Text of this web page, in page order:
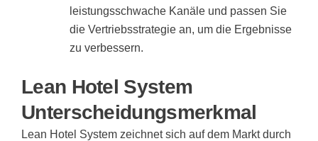
leistungsschwache Kanäle und passen Sie
die Vertriebsstrategie an, um die Ergebnisse
zu verbessern.
Lean Hotel System
Unterscheidungsmerkmal
Lean Hotel System zeichnet sich auf dem Markt durch